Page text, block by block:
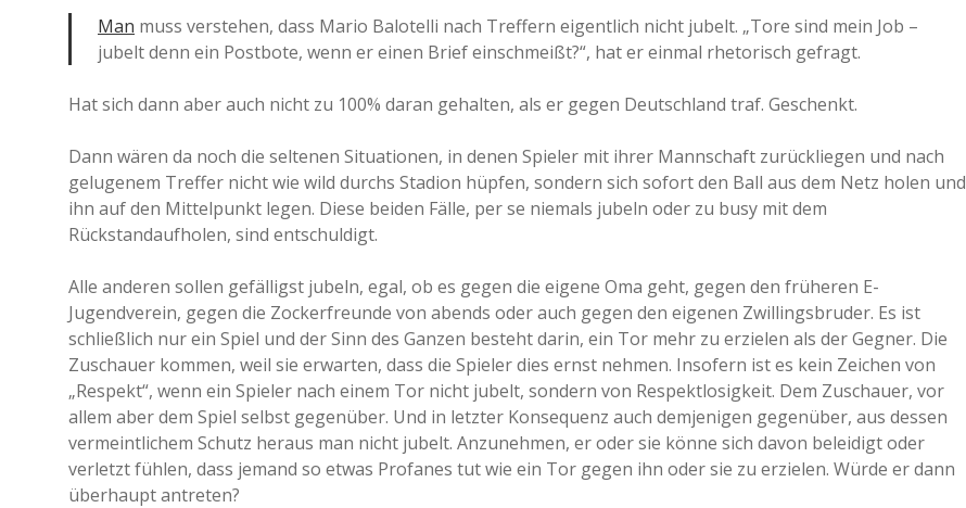
a
a
d
Man muss verstehen, dass Mario Balotelli nach Treffern eigentlich nicht jubelt. „Tore sind mein Job –
jubelt denn ein Postbote, wenn er einen Brief einschmeißt?“, hat er einmal rhetorisch gefragt.
Hat sich dann aber auch nicht zu 100% daran gehalten, als er gegen Deutschland traf. Geschenkt.
Dann wären da noch die seltenen Situationen, in denen Spieler mit ihrer Mannschaft zurückliegen und nach
gelugenem Treffer nicht wie wild durchs Stadion hüpfen, sondern sich sofort den Ball aus dem Netz holen und
ihn auf den Mittelpunkt legen. Diese beiden Fälle, per se niemals jubeln oder zu busy mit dem
Rückstandaufholen, sind entschuldigt.
Alle anderen sollen gefälligst jubeln, egal, ob es gegen die eigene Oma geht, gegen den früheren E-
Jugendverein, gegen die Zockerfreunde von abends oder auch gegen den eigenen Zwillingsbruder. Es ist
schließlich nur ein Spiel und der Sinn des Ganzen besteht darin, ein Tor mehr zu erzielen als der Gegner. Die
Zuschauer kommen, weil sie erwarten, dass die Spieler dies ernst nehmen. Insofern ist es kein Zeichen von
„Respekt“, wenn ein Spieler nach einem Tor nicht jubelt, sondern von Respektlosigkeit. Dem Zuschauer, vor
allem aber dem Spiel selbst gegenüber. Und in letzter Konsequenz auch demjenigen gegenüber, aus dessen
vermeintlichem Schutz heraus man nicht jubelt. Anzunehmen, er oder sie könne sich davon beleidigt oder
verletzt fühlen, dass jemand so etwas Profanes tut wie ein Tor gegen ihn oder sie zu erzielen. Würde er dann
überhaupt antreten?